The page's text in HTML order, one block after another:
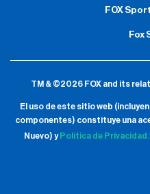
FOX
Fox
TM & ©2026 FOX and its
El uso de este sitio web
componentes) constituye una
Nuevo) y Política de Privacidad.